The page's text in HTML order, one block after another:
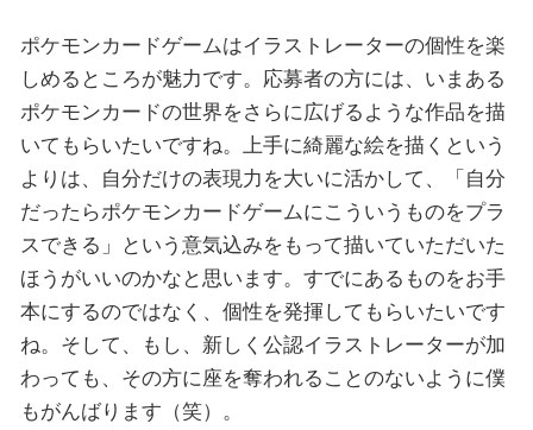
ポケモンカードゲームはイラストレーターの個性を楽
しめるところが魅力です。応募者の方には、いまある
ポケモンカードの世界をさらに広げるような作品を描
いてもらいたいですね。上手に綺麗な絵を描くという
よりは、自分だけの表現力を大いに活かして、「自分
だったらポケモンカードゲームにこういうものをプラ
スできる」という意気込みをもって描いていただいた
ほうがいいのかなと思います。すでにあるものをお手
本にするのではなく、個性を発揮してもらいたいです
ね。そして、もし、新しく公認イラストレーターが加
わっても、その方に座を奪われることのないように僕
もがんばります（笑）。